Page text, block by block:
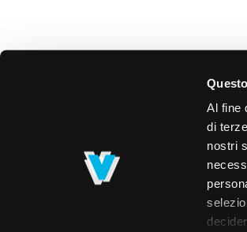
Al fine
di
nostri